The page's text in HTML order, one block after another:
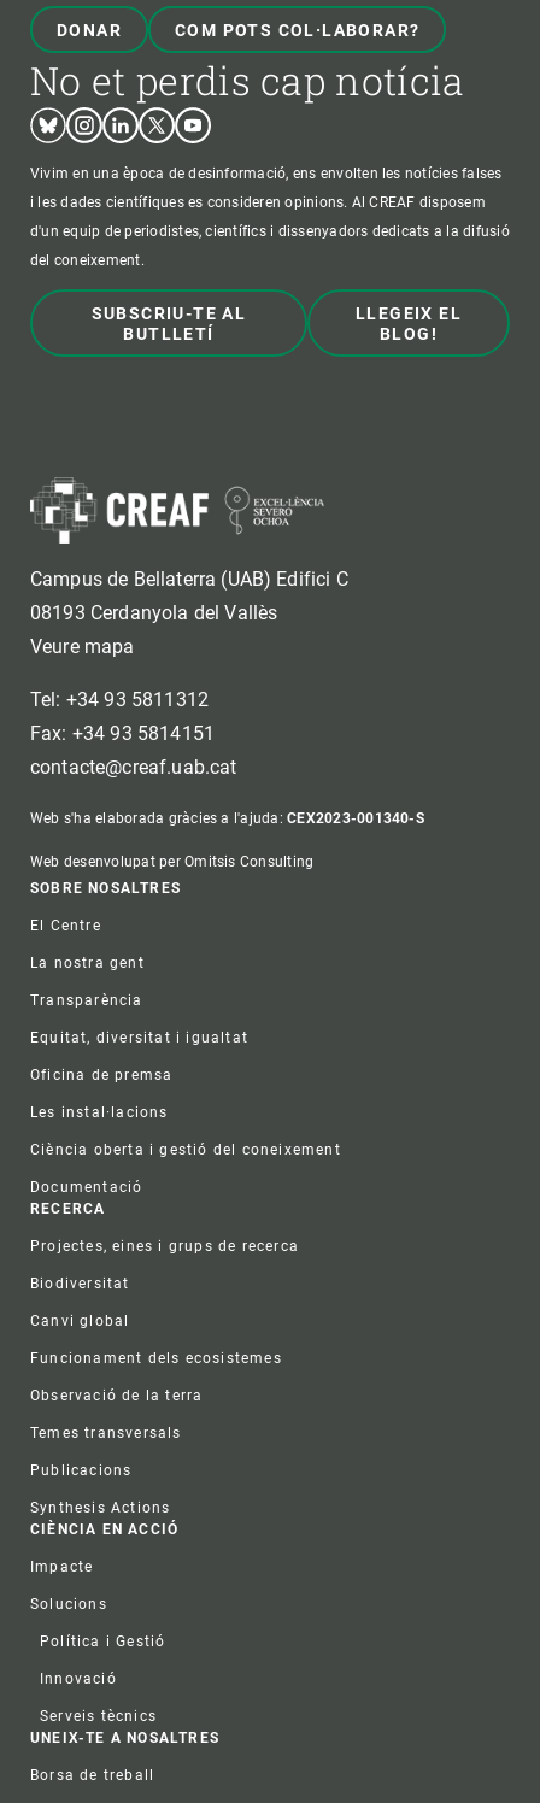
DONAR COM POTS COL·LABORAR?
No et perdis cap notícia
BlueskyInstagram
LinkedinTwitterYoutube
Vivim en una època de desinformació, ens envolten les notícies falses
i les dades científiques es consideren opinions. Al CREAF disposem
d'un equip de periodistes, científics i dissenyadors dedicats a la difusió
del coneixement.
SUBSCRIU-TE AL
BUTLLETÍ
LLEGEIX EL
BLOG!
Campus de Bellaterra (UAB) Edifici C
08193 Cerdanyola del Vallès
Veure mapa
Tel: +34 93 5811312
Fax: +34 93 5814151
contacte@creaf.uab.cat
Web s'ha elaborada gràcies a l'ajuda:CEX2023-001340-S
Web desenvolupat per Omitsis Consulting
Footer
SOBRE NOSALTRES
El Centre
La nostra gent
Transparència
Equitat, diversitat i igualtat
Oficina de premsa
Les instal·lacions
Ciència oberta i gestió del coneixement
Documentació
RECERCA
Projectes, eines i grups de recerca
Biodiversitat
Canvi global
Funcionament dels ecosistemes
Observació de la terra
Temes transversals
Publicacions
Synthesis Actions
CIÈNCIA EN ACCIÓ
Impacte
Solucions
Política i Gestió
Innovació
Serveis tècnics
UNEIX-TE A NOSALTRES
Borsa de treball